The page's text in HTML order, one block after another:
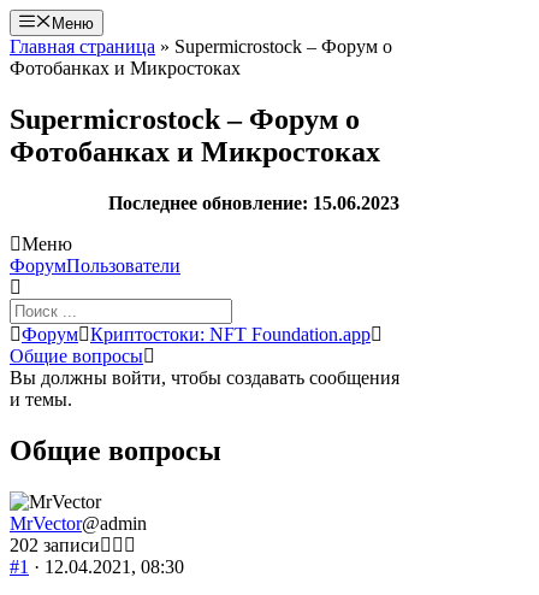
Перейти
к
содержимому
Меню
Главная страница » Supermicrostock – Форум о
Фотобанках и Микростоках
Supermicrostock – Форум о
Фотобанках и Микростоках
Последнее обновление: 15.06.2023
Меню
Навигация
Форума
ФорумПользователи
Форум
breadcrumbs
-
Вы
Форум Криптостоки: NFT Foundation.app
Общие вопросы
Вы должны войти, чтобы создавать сообщения
и темы.
Общие вопросы
MrVector@admin
202 записи
#1 · 12.04.2021, 08:30